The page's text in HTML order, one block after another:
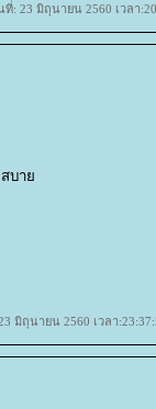
ที่: 23 มิถุนายน 2560 เวลา
สบา
มิถุนายน 2560 เวลา